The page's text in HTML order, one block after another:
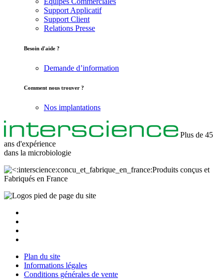
Support Applicatif
Support Client
Relations Presse
Besoin d'aide ?
Demande d’information
Comment nous trouver ?
Nos implantations
Plus de 45
ans d'expérience
dans la microbiologie
Produits conçus et
Fabriqués en France
Plan du site
Informations légales
Conditions générales de vente